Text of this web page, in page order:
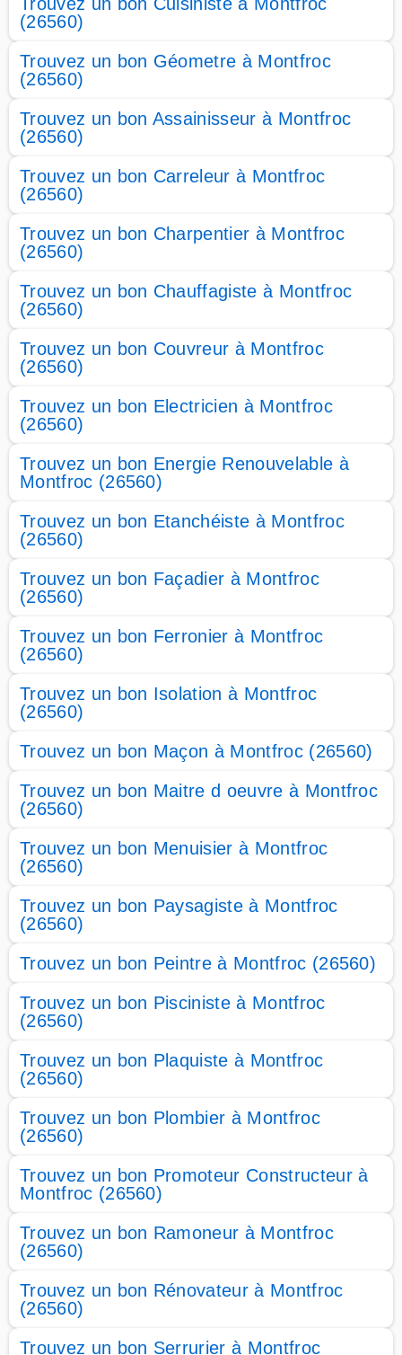
(26560)
Trouvez un bon Géometre à Montfroc
(26560)
Trouvez un bon Assainisseur à Montfroc
(26560)
Trouvez un bon Carreleur à Montfroc
(26560)
Trouvez un bon Charpentier à Montfroc
(26560)
Trouvez un bon Chauffagiste à Montfroc
(26560)
Trouvez un bon Couvreur à Montfroc
(26560)
Trouvez un bon Electricien à Montfroc
(26560)
Trouvez un bon Energie Renouvelable à
Montfroc (26560)
Trouvez un bon Etanchéiste à Montfroc
(26560)
Trouvez un bon Façadier à Montfroc
(26560)
Trouvez un bon Ferronier à Montfroc
(26560)
Trouvez un bon Isolation à Montfroc
(26560)
Trouvez un bon Maçon à Montfroc (26560)
Trouvez un bon Maitre d oeuvre à Montfroc
(26560)
Trouvez un bon Menuisier à Montfroc
(26560)
Trouvez un bon Paysagiste à Montfroc
(26560)
Trouvez un bon Peintre à Montfroc (26560)
Trouvez un bon Pisciniste à Montfroc
(26560)
Trouvez un bon Plaquiste à Montfroc
(26560)
Trouvez un bon Plombier à Montfroc
(26560)
Trouvez un bon Promoteur Constructeur à
Montfroc (26560)
Trouvez un bon Ramoneur à Montfroc
(26560)
Trouvez un bon Rénovateur à Montfroc
(26560)
Trouvez un bon Serrurier à Montfroc